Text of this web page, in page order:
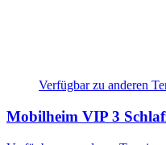
Verfügbar zu anderen
Mobilheim VIP 3